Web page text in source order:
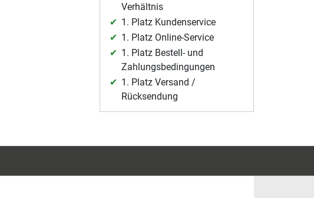
Verhältnis
1. Platz Kundenservice
1. Platz Online-Service
1. Platz Bestell- und
Zahlungsbedingungen
1. Platz Versand /
Rücksendung